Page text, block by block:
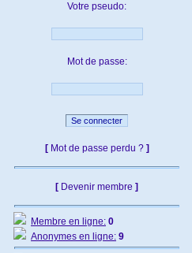
Votre pseudo:
Mot de passe:
[ Mot de passe perdu ?]
[ Devenir membre ]
Membre en ligne: 0
Anonymes en ligne: 9